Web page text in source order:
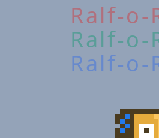
Ralf-o-
Ralf-o-
Ralf-o-